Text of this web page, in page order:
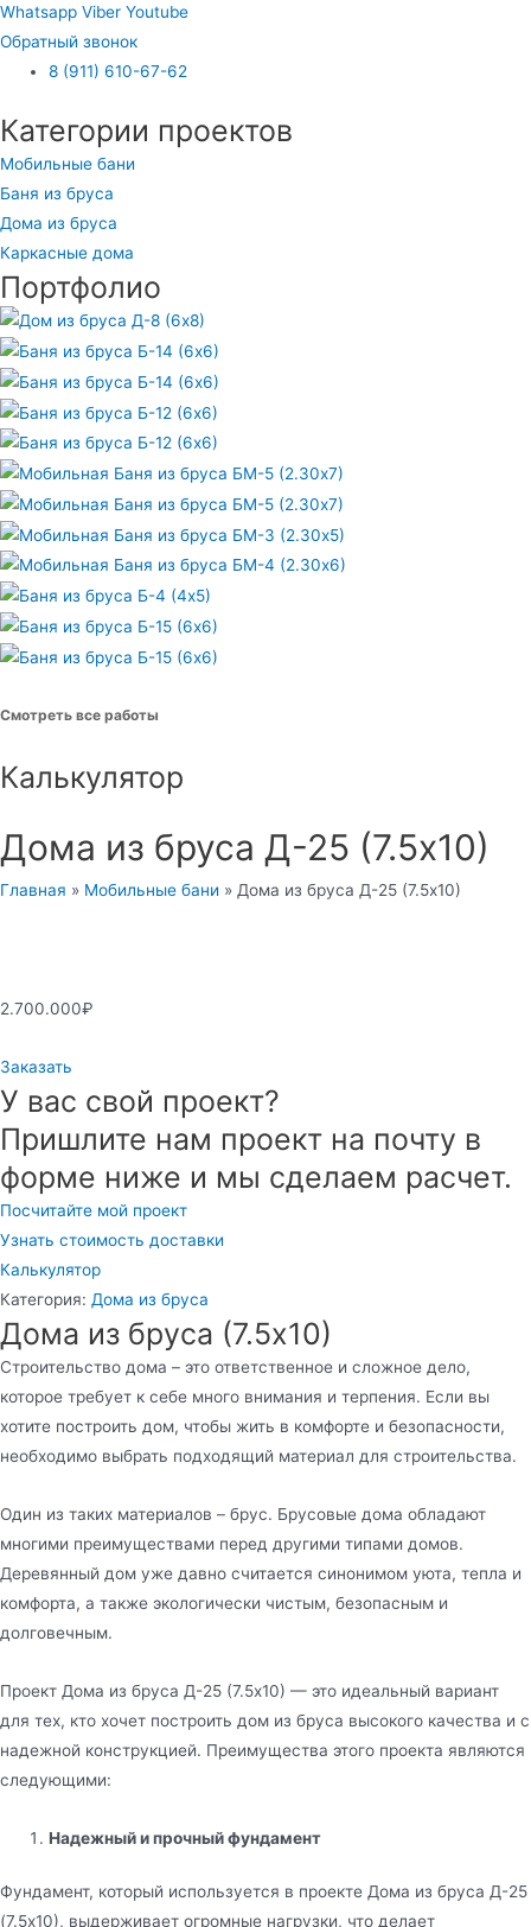
Whatsapp Viber Youtube
Обратный звонок
8 (911) 610-67-62
Категории проектов
Мобильные бани
Баня из бруса
Дома из бруса
Каркасные дома
Портфолио
Смотреть все работы
Калькулятор
Дома из бруса Д-25 (7.5х10)
Главная » Мобильные бани » Дома из бруса Д-25 (7.5х10)
2.700.000₽
Заказать
У вас свой проект?
Пришлите нам проект на почту в
форме ниже и мы сделаем расчет.
Посчитайте мой проект
Узнать стоимость доставки
Калькулятор
Категория: Дома из бруса
Дома из бруса (7.5х10)
Строительство дома – это ответственное и сложное дело,
которое требует к себе много внимания и терпения. Если вы
хотите построить дом, чтобы жить в комфорте и безопасности,
необходимо выбрать подходящий материал для строительства.
Один из таких материалов – брус. Брусовые дома обладают
многими преимуществами перед другими типами домов.
Деревянный дом уже давно считается синонимом уюта, тепла и
комфорта, а также экологически чистым, безопасным и
долговечным.
Проект Дома из бруса Д-25 (7.5х10) — это идеальный вариант
для тех, кто хочет построить дом из бруса высокого качества и с
надежной конструкцией. Преимущества этого проекта являются
следующими:
Надежный и прочный фундамент
Фундамент, который используется в проекте Дома из бруса Д-25
(7.5х10), выдерживает огромные нагрузки, что делает